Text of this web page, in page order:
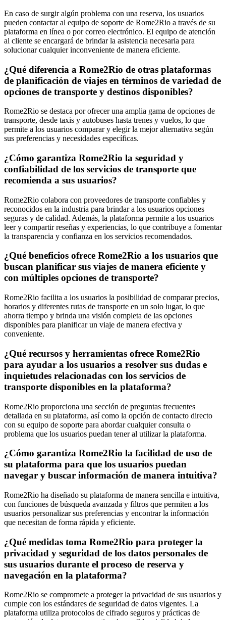
En caso de surgir algún problema con una reserva, los usuarios
pueden contactar al equipo de soporte de Rome2Rio a través de su
plataforma en línea o por correo electrónico. El equipo de atención
al cliente se encargará de brindar la asistencia necesaria para
solucionar cualquier inconveniente de manera eficiente.
¿Qué diferencia a Rome2Rio de otras plataformas
de planificación de viajes en términos de variedad de
opciones de transporte y destinos disponibles?
Rome2Rio se destaca por ofrecer una amplia gama de opciones de
transporte, desde taxis y autobuses hasta trenes y vuelos, lo que
permite a los usuarios comparar y elegir la mejor alternativa según
sus preferencias y necesidades específicas.
¿Cómo garantiza Rome2Rio la seguridad y
confiabilidad de los servicios de transporte que
recomienda a sus usuarios?
Rome2Rio colabora con proveedores de transporte confiables y
reconocidos en la industria para brindar a los usuarios opciones
seguras y de calidad. Además, la plataforma permite a los usuarios
leer y compartir reseñas y experiencias, lo que contribuye a fomentar
la transparencia y confianza en los servicios recomendados.
¿Qué beneficios ofrece Rome2Rio a los usuarios que
buscan planificar sus viajes de manera eficiente y
con múltiples opciones de transporte?
Rome2Rio facilita a los usuarios la posibilidad de comparar precios,
horarios y diferentes rutas de transporte en un solo lugar, lo que
ahorra tiempo y brinda una visión completa de las opciones
disponibles para planificar un viaje de manera efectiva y
conveniente.
¿Qué recursos y herramientas ofrece Rome2Rio
para ayudar a los usuarios a resolver sus dudas e
inquietudes relacionadas con los servicios de
transporte disponibles en la plataforma?
Rome2Rio proporciona una sección de preguntas frecuentes
detallada en su plataforma, así como la opción de contacto directo
con su equipo de soporte para abordar cualquier consulta o
problema que los usuarios puedan tener al utilizar la plataforma.
¿Cómo garantiza Rome2Rio la facilidad de uso de
su plataforma para que los usuarios puedan
navegar y buscar información de manera intuitiva?
Rome2Rio ha diseñado su plataforma de manera sencilla e intuitiva,
con funciones de búsqueda avanzada y filtros que permiten a los
usuarios personalizar sus preferencias y encontrar la información
que necesitan de forma rápida y eficiente.
¿Qué medidas toma Rome2Rio para proteger la
privacidad y seguridad de los datos personales de
sus usuarios durante el proceso de reserva y
navegación en la plataforma?
Rome2Rio se compromete a proteger la privacidad de sus usuarios y
cumple con los estándares de seguridad de datos vigentes. La
plataforma utiliza protocolos de cifrado seguros y prácticas de